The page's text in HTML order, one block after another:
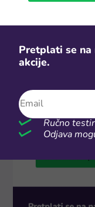
Pretplati se na
akcije.
Ručno
Odjava